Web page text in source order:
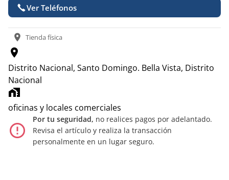
Ver Teléfonos
location_on Tienda física
location_on
Distrito Nacional, Santo Domingo. Bella Vista, Distrito
Nacional
home_work
oficinas y locales comerciales
error_outline
Por tu seguridad, no realices pagos por adelantado.
Revisa el artículo y realiza la transacción
personalmente en un lugar seguro.